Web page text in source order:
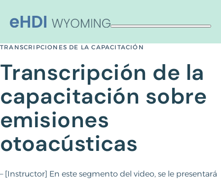
TRANSCRIPCIONES DE LA CAPACITACIÓN
Transcripción de la
capacitación sobre
emisiones
otoacústicas
– [Instructor] En este segmento del video, se le presentará